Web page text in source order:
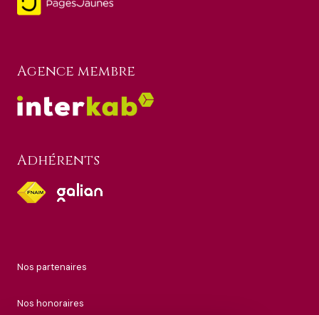
Agence membre
Adhérents
nos partenaires
nos honoraires